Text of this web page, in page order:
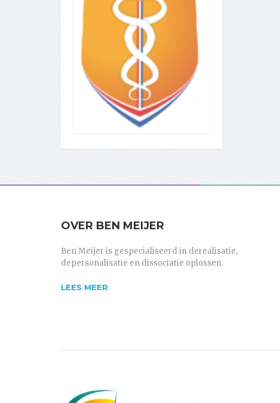
OVER BEN MEIJER
Ben Meijer is gespecialiseerd in derealisatie,
depersonalisatie en dissociatie oplossen.
LEES MEER